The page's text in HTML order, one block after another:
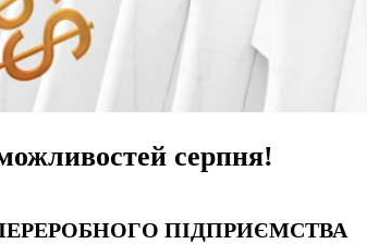
серпня!
ПІДПРИЄМСТВА